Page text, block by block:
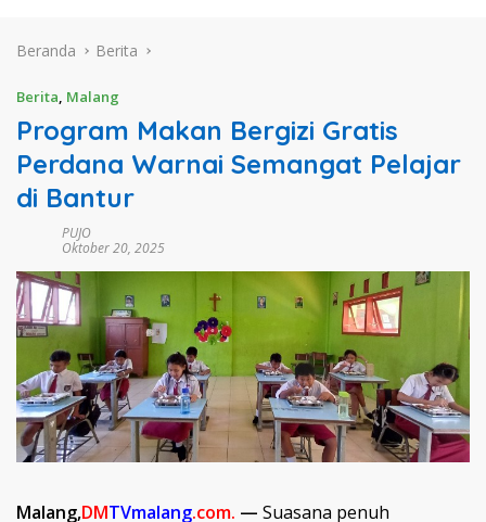
Beranda Berita
Berita, Malang
Program Makan Bergizi Gratis
Perdana Warnai Semangat Pelajar
di Bantur
PUJO
Oktober 20, 2025
Malang,DMTVmalang.com. — Suasana penuh